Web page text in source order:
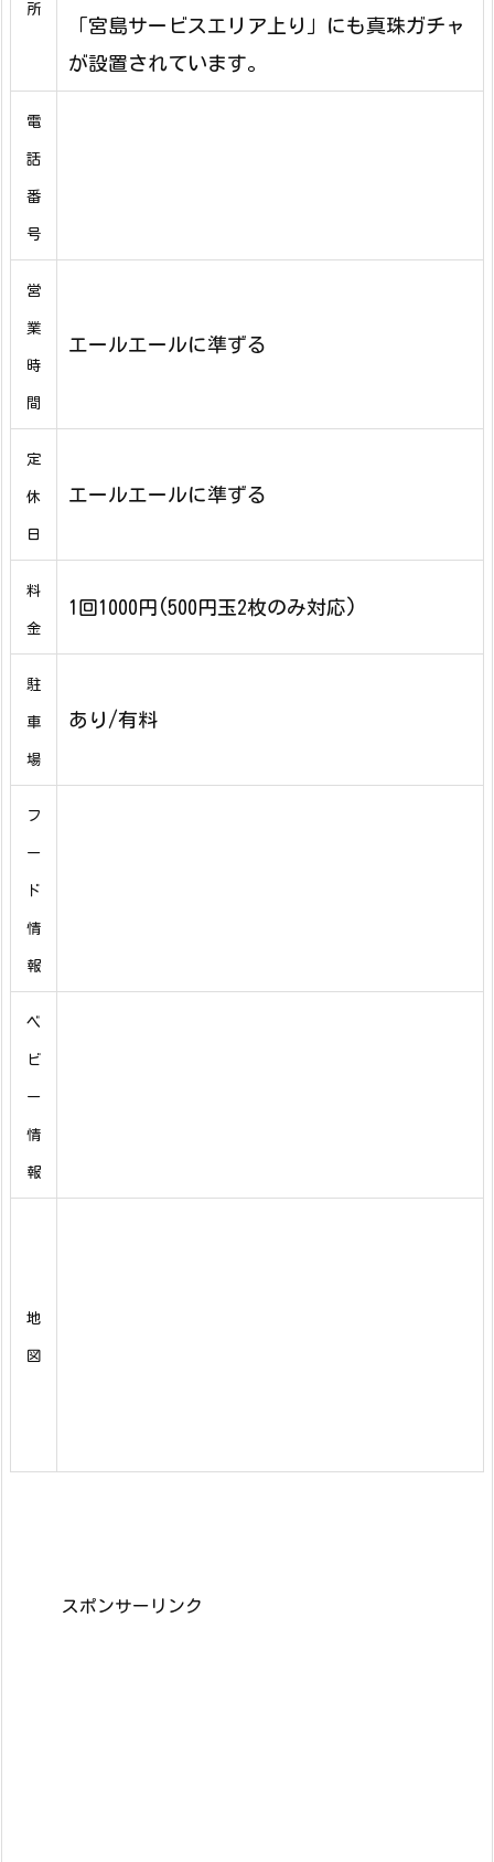
所
「宮島サービスエリア上り」にも真珠ガチャ
が設置されています。
電
話
番
号
営
業
時
間
エールエールに準ずる
定
休
日
エールエールに準ずる
料
金
1回1000円(500円玉2枚のみ対応)
駐
車
場
あり/有料
フ
ー
ド
情
報
ベ
ビ
ー
情
報
地
図
スポンサーリンク